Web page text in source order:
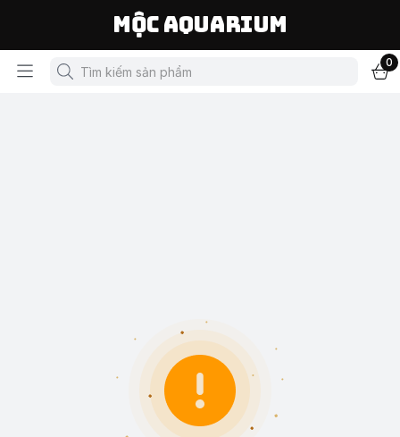
Mộc Aquarium
0